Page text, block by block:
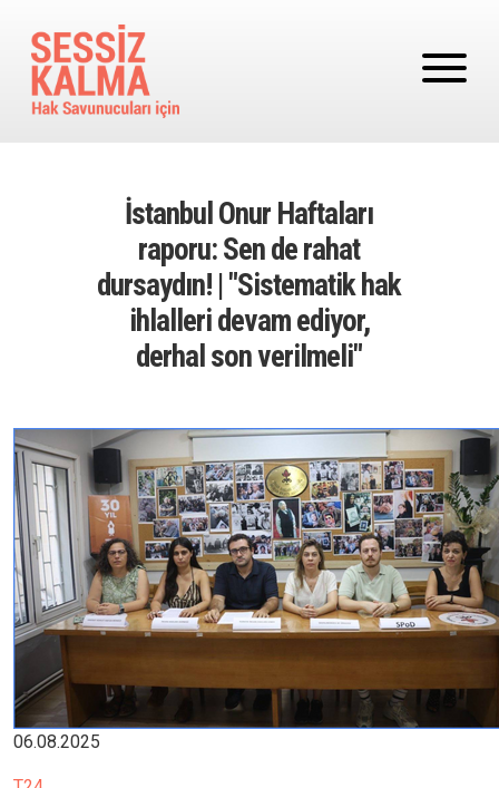
İstanbul Onur Haftaları
raporu: Sen de rahat
dursaydın! | "Sistematik hak
ihlalleri devam ediyor,
derhal son verilmeli"
Image
06.08.2025